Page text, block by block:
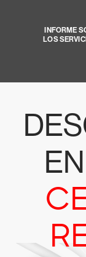
INFORME
LOS